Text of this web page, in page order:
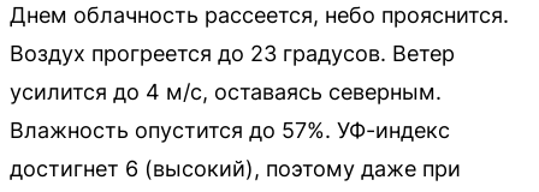
Днем облачность рассеется, небо прояснится.
Воздух прогреется до 23 градусов. Ветер
усилится до 4 м/с, оставаясь северным.
Влажность опустится до 57%. УФ-индекс
достигнет 6 (высокий), поэтому даже при